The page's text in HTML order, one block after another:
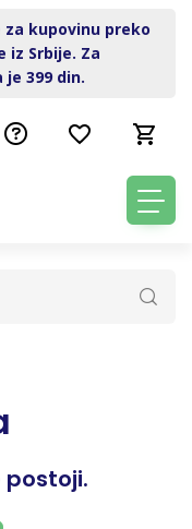
za kupovinu preko
iz Srbije. Za
399 din.
postoji.